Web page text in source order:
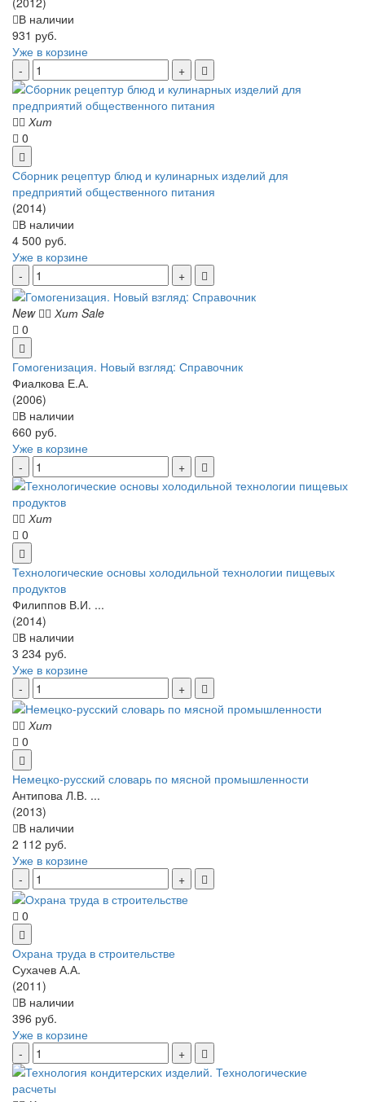
В наличии
931 руб.
Уже в корзине
Хит
0
Сборник рецептур блюд и кулинарных изделий для
предприятий общественного питания
(2014)
В наличии
4 500 руб.
Уже в корзине
New Хит Sale
0
Гомогенизация. Новый взгляд: Справочник
Фиалкова Е.А.
(2006)
В наличии
660 руб.
Уже в корзине
Хит
0
Технологические основы холодильной технологии пищевых
продуктов
Филиппов В.И. ...
(2014)
В наличии
3 234 руб.
Уже в корзине
Хит
0
Немецко-русский словарь по мясной промышленности
Антипова Л.В. ...
(2013)
В наличии
2 112 руб.
Уже в корзине
0
Охрана труда в строительстве
Сухачев А.А.
(2011)
В наличии
396 руб.
Уже в корзине